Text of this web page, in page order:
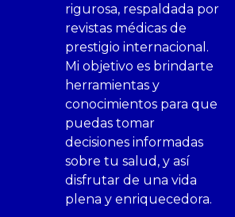
rigurosa, respaldada por
revistas médicas de
prestigio internacional.
Mi objetivo es brindarte
herramientas y
conocimientos para que
puedas tomar
decisiones informadas
sobre tu salud, y así
disfrutar de una vida
plena y enriquecedora.